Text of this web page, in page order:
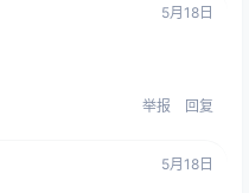
5月18日
举报 回复
5月18日